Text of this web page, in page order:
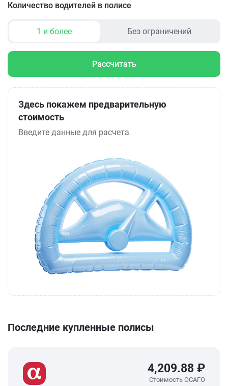
Количество водителей в полисе
1 и более Без ограничений
Рассчитать
Здесь покажем предварительную
стоимость
Введите данные для расчета
Последние купленные полисы
4,209.88 ₽
Стоимость ОСАГО